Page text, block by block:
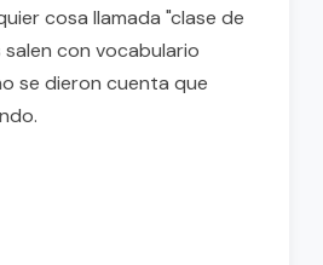
cosa llamada "clase de
salen con vocabulario
se dieron cuenta que